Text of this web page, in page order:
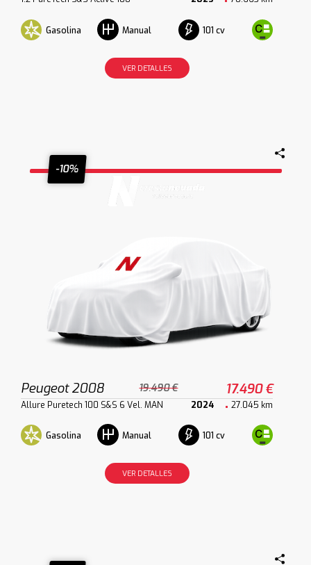
Gasolina Manual 101 cv
VER DETALLES
-10%
Peugeot 2008 19.490 € 17.490 €
Allure Puretech 100 S&S 6 Vel. MAN 2024 27.045 km
Gasolina Manual 101 cv
VER DETALLES